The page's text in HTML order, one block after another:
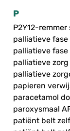
P
P2Y12-
palliatieve fase
palliatieve
palliatieve
palliatieve
papieren
paracetamol
paroxysmaal
patiënt belt zelf